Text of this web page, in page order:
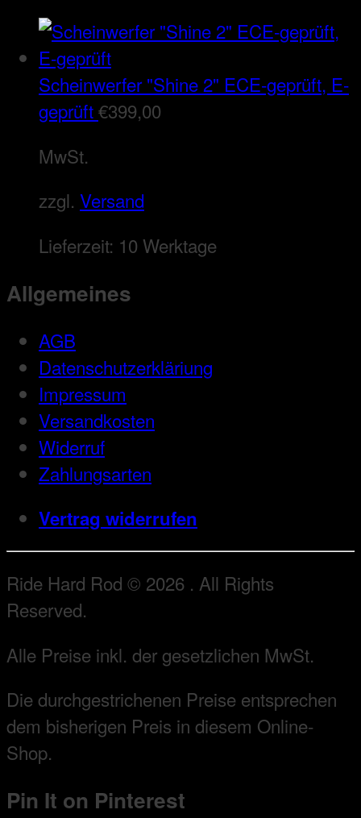
Scheinwerfer "Shine 2" ECE-geprüft, E-
geprüft€399,00
MwSt.
zzgl. Versand
Lieferzeit: 10 Werktage
Allgemeines
AGB
Datenschutzerkläriung
Impressum
Versandkosten
Widerruf
Zahlungsarten
Vertrag widerrufen
Ride Hard Rod © 2026 . All Rights
Reserved.
Alle Preise inkl. der gesetzlichen MwSt.
Die durchgestrichenen Preise entsprechen
dem bisherigen Preis in diesem Online-
Shop.
Pin It on Pinterest